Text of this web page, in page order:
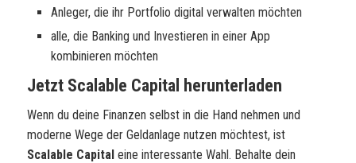
Anleger, die ihr Portfolio digital verwalten möchten
alle, die Banking und Investieren in einer App
kombinieren möchten
Jetzt Scalable Capital herunterladen
Wenn du deine Finanzen selbst in die Hand nehmen und
moderne Wege der Geldanlage nutzen möchtest, ist
Scalable Capital eine interessante Wahl. Behalte dein